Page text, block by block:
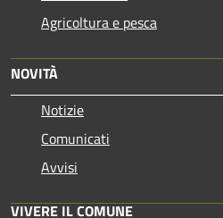
Agricoltura e pesca
NOVITÀ
Notizie
Comunicati
Avvisi
VIVERE IL COMUNE